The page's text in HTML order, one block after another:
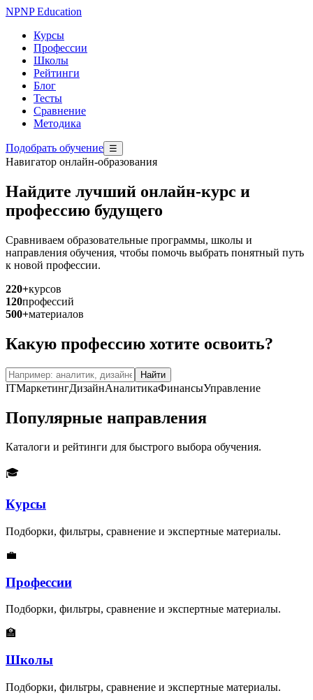
NPNP Education
Курсы
Профессии
Школы
Рейтинги
Блог
Тесты
Сравнение
Методика
Подобрать обучение ☰
Навигатор онлайн-образования
Найдите лучший онлайн-курс и
профессию будущего
Сравниваем образовательные программы, школы и
направления обучения, чтобы помочь выбрать понятный путь
к новой профессии.
220+курсов
120профессий
500+материалов
Какую профессию хотите освоить?
Найти
ITМаркетингДизайнАналитикаФинансыУправление
Популярные направления
Каталоги и рейтинги для быстрого выбора обучения.
🎓
Курсы
Подборки, фильтры, сравнение и экспертные материалы.
💼
Профессии
Подборки, фильтры, сравнение и экспертные материалы.
🏫
Школы
Подборки, фильтры, сравнение и экспертные материалы.